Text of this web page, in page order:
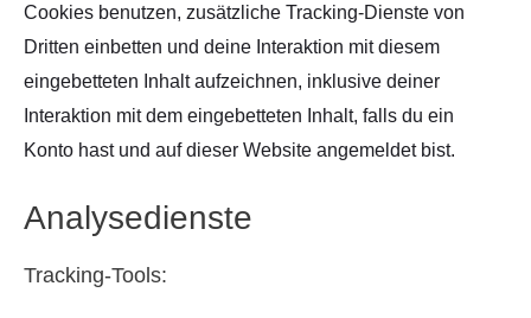
Cookies benutzen, zusätzliche Tracking-Dienste von
Dritten einbetten und deine Interaktion mit diesem
eingebetteten Inhalt aufzeichnen, inklusive deiner
Interaktion mit dem eingebetteten Inhalt, falls du ein
Konto hast und auf dieser Website angemeldet bist.
Analysedienste
Tracking-Tools: